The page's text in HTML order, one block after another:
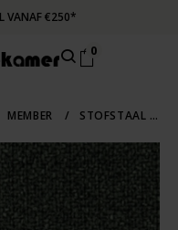
VANAF €250*
0
MEMBER / STOFSTAAL MEMBER 162 | FOREST